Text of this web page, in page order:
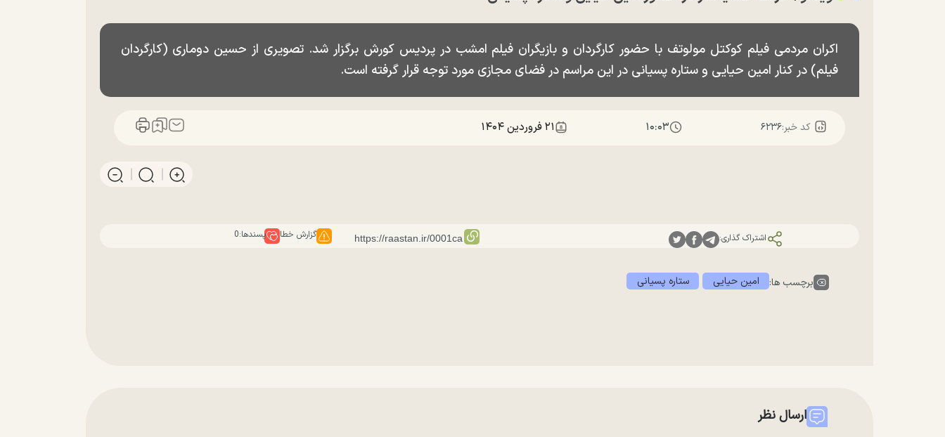
اکران مردمی فیلم کوکتل مولوتف با حضور کارگردان و بازیگران فیلم امشب در پردیس کورش برگزار شد. تصویری از حسین دوماری (کارگردان
فیلم) در کنار امین حیایی و ستاره پسیانی در این مراسم در فضای مجازی مورد توجه قرار گرفته است.
کد خبر:۶۲۳۶ ۱۰:۰۳ ۲۱ فروردين ۱۴۰۴
اشتراک گذاری: گزارش خطا پسندها:0
برچسب ها: امین حیایی ستاره پسیانی
ارسال نظر